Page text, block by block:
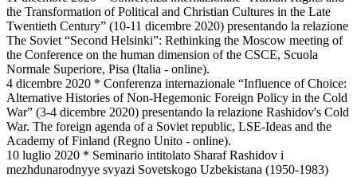
the Transformation of Political and Christian Cultures in the Late
Twentieth Century” (10-11 dicembre 2020) presentando la relazione
The Soviet “Second Helsinki”: Rethinking the Moscow meeting of
the Conference on the human dimension of the CSCE, Scuola
Normale Superiore, Pisa (Italia - online).
4 dicembre 2020 * Conferenza internazionale “Influence of Choice:
Alternative Histories of Non-Hegemonic Foreign Policy in the Cold
War” (3-4 dicembre 2020) presentando la relazione Rashidov's Cold
War. The foreign agenda of a Soviet republic, LSE-Ideas and the
Academy of Finland (Regno Unito - online).
10 luglio 2020 * Seminario intitolato Sharaf Rashidov i
mezhdunarodnyye svyazi Sovetskogo Uzbekistana (1950-1983)